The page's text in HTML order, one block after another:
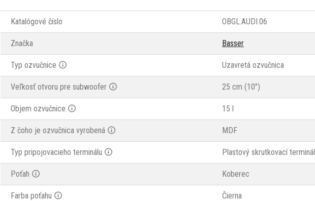
Katalógové číslo OBGL.AUDI.06
Značka Basser
Typ ozvučnice Uzavretá ozvučnica
Veľkosť otvoru pre subwoofer 25 cm (10")
Objem ozvučnice 15 l
Z čoho je ozvučnica vyrobená MDF
Typ pripojovacieho terminálu Plastový skrutkovací terminál
Poťah Koberec
Farba poťahu Čierna